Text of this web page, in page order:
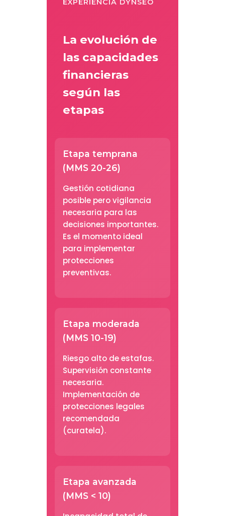
EXPERIENCIA DYNSEO
La evolución de
las capacidades
financieras
según las
etapas
Etapa temprana
(MMS 20-26)
Gestión cotidiana
posible pero vigilancia
necesaria para las
decisiones importantes.
Es el momento ideal
para implementar
protecciones
preventivas.
Etapa moderada
(MMS 10-19)
Riesgo alto de estafas.
Supervisión constante
necesaria.
Implementación de
protecciones legales
recomendada
(curatela).
Etapa avanzada
(MMS < 10)